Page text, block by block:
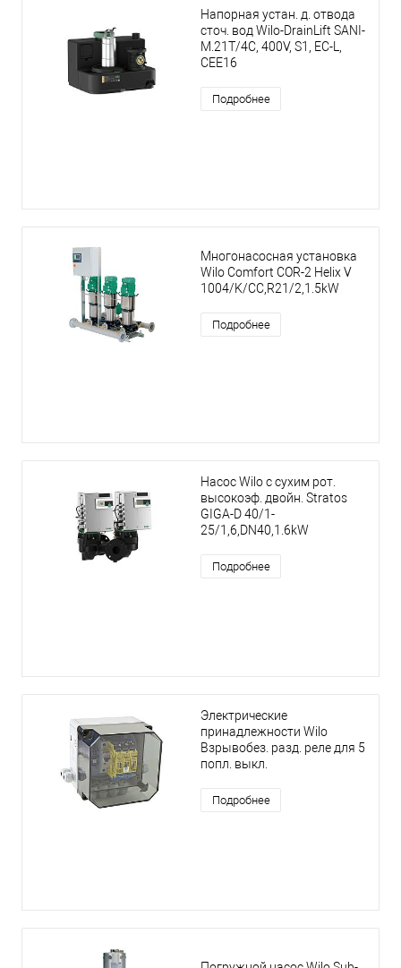
Напорная устан. д. отвода
сточ. вод Wilo-DrainLift SANI-
M.21T/4C, 400V, S1, EC-L,
CEE16
Подробнее
Многонасосная установка
Wilo Comfort COR-2 Helix V
1004/K/CC,R21/2,1.5kW
Подробнее
Насос Wilo с сухим рот.
высокоэф. двойн. Stratos
GIGA-D 40/1-
25/1,6,DN40,1.6kW
Подробнее
Электрические
принадлежности Wilo
Взрывобез. разд. реле для 5
попл. выкл.
Подробнее